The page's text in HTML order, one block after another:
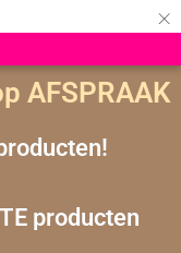
×
AFSPRAAK
producten